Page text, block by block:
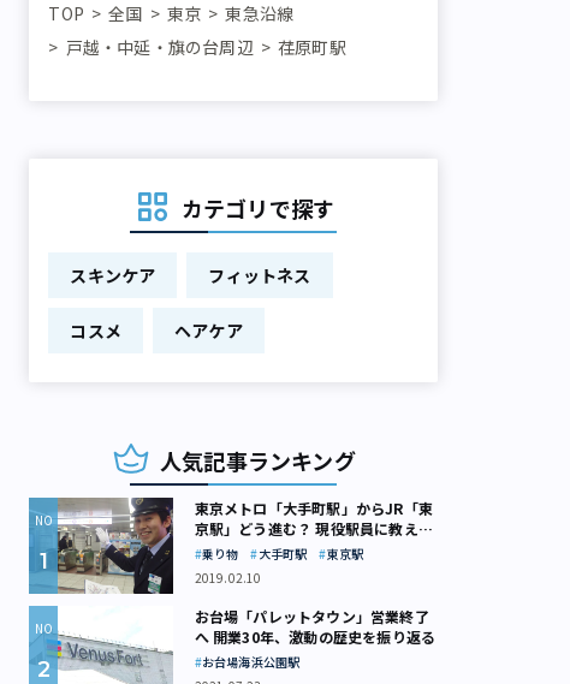
TOP 全国 東京
東急沿線
戸越・中延・旗の台周辺
荏原町駅
カテゴリで探す
スキンケア フィットネス
コスメ ヘアケア
人気記事ランキング
東京メトロ「大手町駅」からJR「東
京駅」どう進む？ 現役駅員に教えて
もらいました
乗り物 大手町駅
東京駅
2019.02.10
お台場「パレットタウン」営業終了
へ 開業30年、激動の歴史を振り返る
お台場海浜公園駅